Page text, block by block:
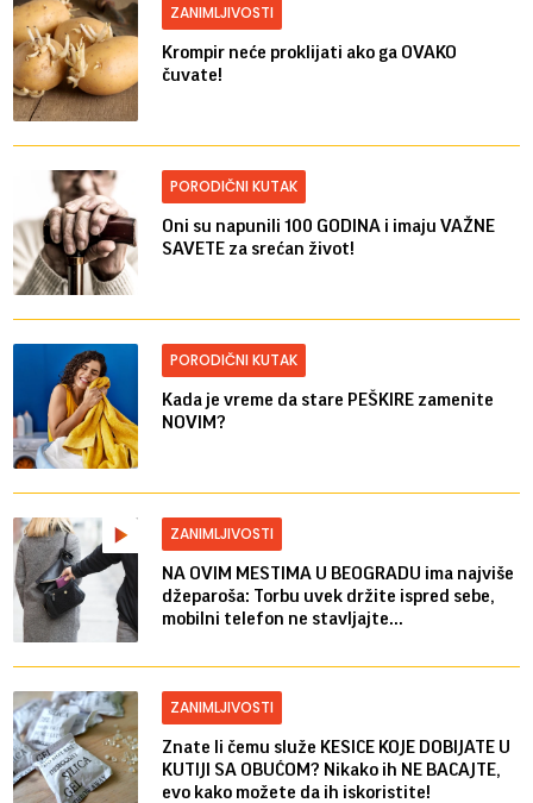
ZANIMLJIVOSTI
Krompir neće proklijati ako ga OVAKO
čuvate!
PORODIČNI KUTAK
Oni su napunili 100 GODINA i imaju VAŽNE
SAVETE za srećan život!
PORODIČNI KUTAK
Kada je vreme da stare PEŠKIRE zamenite
NOVIM?
ZANIMLJIVOSTI
NA OVIM MESTIMA U BEOGRADU ima najviše
džeparoša: Torbu uvek držite ispred sebe,
mobilni telefon ne stavljajte...
ZANIMLJIVOSTI
Znate li čemu služe KESICE KOJE DOBIJATE U
KUTIJI SA OBUĆOM? Nikako ih NE BACAJTE,
evo kako možete da ih iskoristite!